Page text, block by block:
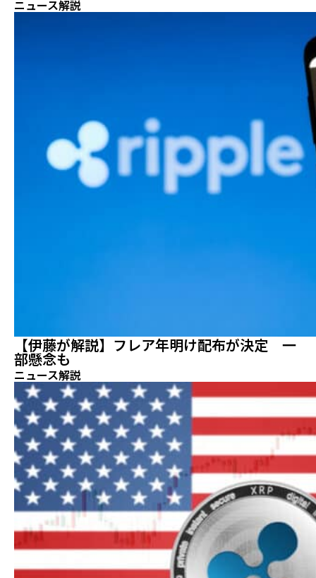
ニュース解説
【伊藤が解説】フレア年明け配布が決定 一
部懸念も
ニュース解説